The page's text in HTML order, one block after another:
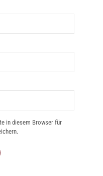
in diesem Browser für